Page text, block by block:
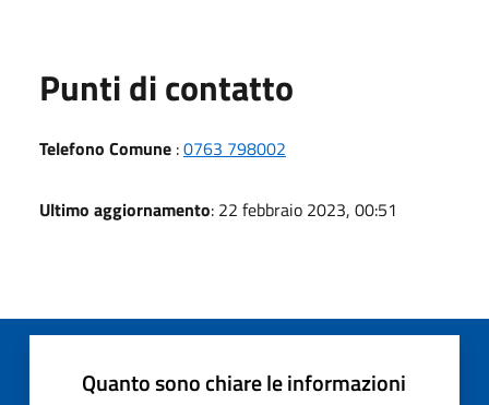
Punti di contatto
Telefono Comune :0763 798002
Ultimo aggiornamento: 22 febbraio 2023, 00:51
Quanto sono chiare le informazioni